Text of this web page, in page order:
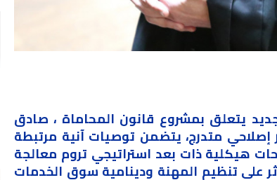
يتعلق بمشروع قانون المحاماة ، صادق
إصلاحي متدرج، يتضمن توصيات آنية مرتبطة
رقم 66.23، وإصلاحات هيكلية ذات بعد استراتيجي تروم معالجة
تؤثر على تنظيم المهنة ودينامية سوق الخدمات